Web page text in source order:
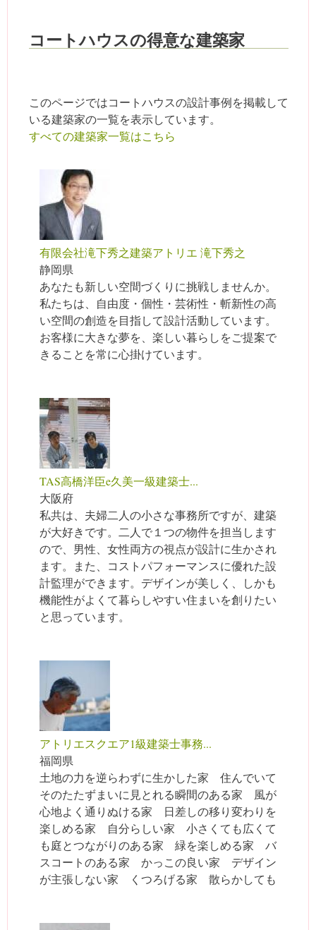
コートハウスの得意な建築家
このページではコートハウスの設計事例を掲載して
いる建築家の一覧を表示しています。
すべての建築家一覧はこちら
有限会社滝下秀之建築アトリエ 滝下秀之
静岡県
あなたも新しい空間づくりに挑戦しませんか。
私たちは、自由度・個性・芸術性・斬新性の高
い空間の創造を目指して設計活動しています。
お客様に大きな夢を、楽しい暮らしをご提案で
きることを常に心掛けています。
TAS高橋洋臣e久美一級建築士...
大阪府
私共は、夫婦二人の小さな事務所ですが、建築
が大好きです。二人で１つの物件を担当します
ので、男性、女性両方の視点が設計に生かされ
ます。また、コストパフォーマンスに優れた設
計監理ができます。デザインが美しく、しかも
機能性がよくて暮らしやすい住まいを創りたい
と思っています。
アトリエスクエア1級建築士事務...
福岡県
土地の力を逆らわずに生かした家 住んでいて
そのたたずまいに見とれる瞬間のある家 風が
心地よく通りぬける家 日差しの移り変わりを
楽しめる家 自分らしい家 小さくても広くて
も庭とつながりのある家 緑を楽しめる家 バ
スコートのある家 かっこの良い家 デザイン
が主張しない家 くつろげる家 散らかしても